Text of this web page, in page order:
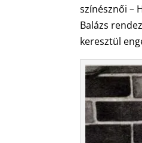
színésznői –
Balázs
keresztül